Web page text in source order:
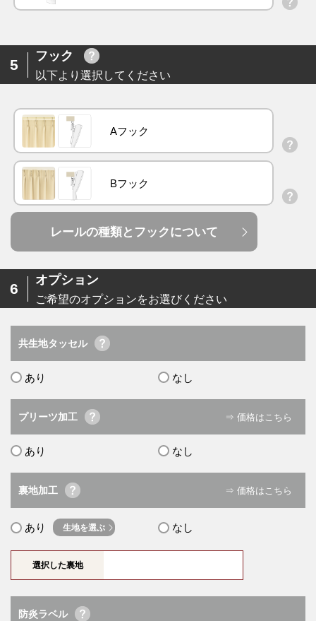
5
フック
以下より選択してください
Aフック
Bフック
レールの種類とフックについて
6
オプション
ご希望のオプションをお選びください
共生地タッセル
あり なし
プリーツ加工 ⇒ 価格はこちら
あり なし
裏地加工 ⇒ 価格はこちら
あり 生地を選ぶ なし
選択した裏地
防炎ラベル